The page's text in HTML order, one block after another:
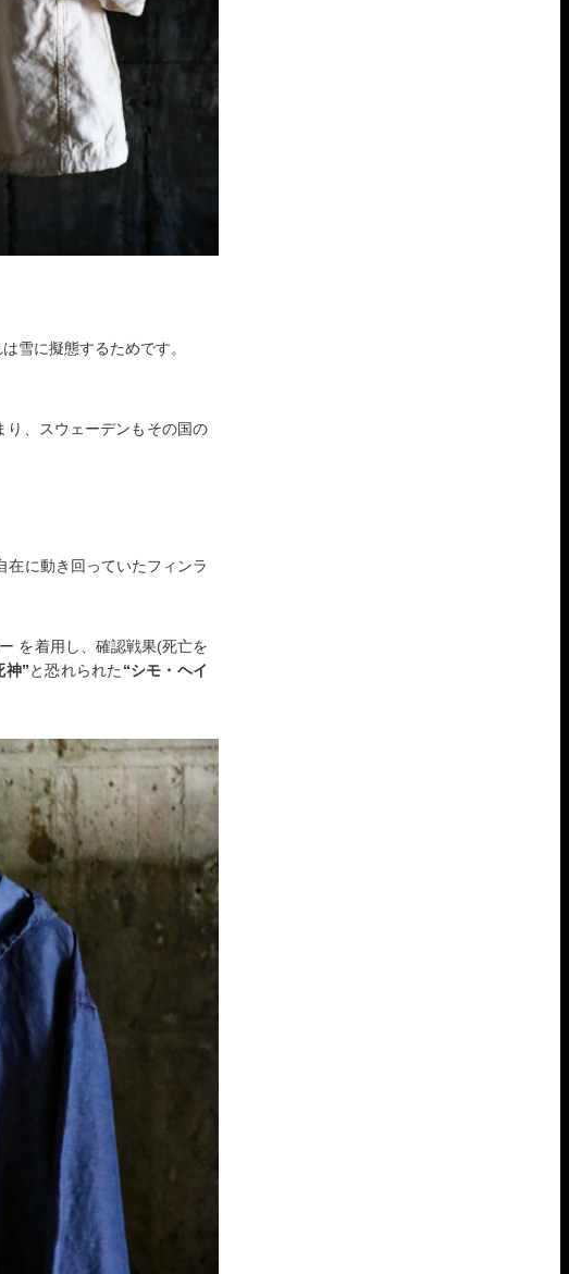
雪に擬態するためです。
り、スウェーデンもその国の
在に動き回っていたフィンラ
を着用し、確認戦果(死亡を
神”と恐れられた “シモ・ヘイ